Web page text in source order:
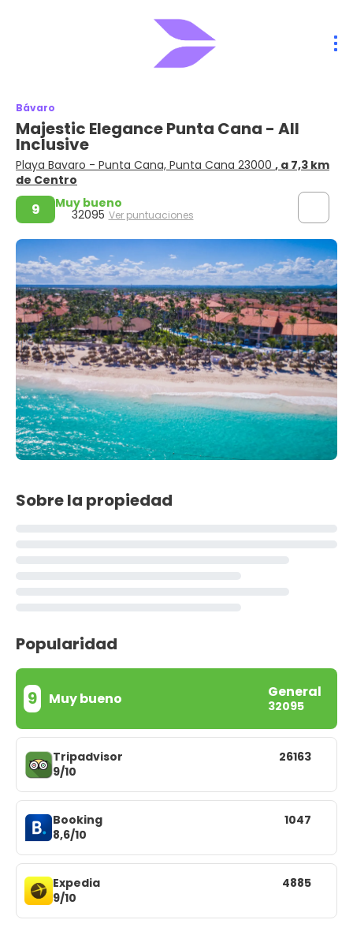
Bávaro
Majestic Elegance Punta Cana - All
Inclusive
Playa Bavaro - Punta Cana, Punta Cana 23000 , a 7,3 km
de Centro
9 Muy bueno
32095 Ver puntuaciones
Sobre la propiedad
Popularidad
9 Muy bueno General
32095
Tripadvisor
9/10
26163
Booking
8,6/10
1047
Expedia
9/10
4885